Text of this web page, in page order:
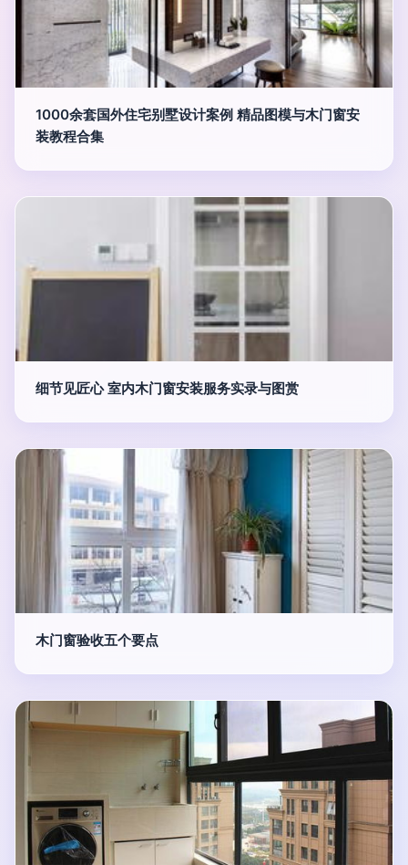
1000余套国外住宅别墅设计案例 精品图模与木门窗安
装教程合集
细节见匠心 室内木门窗安装服务实录与图赏
木门窗验收五个要点